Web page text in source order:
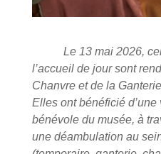
Le 13 mai 2026,
l’accueil de jour sont
Chanvre et de la
Elles ont bénéficié
bénévole du musée, à
une déambulation au